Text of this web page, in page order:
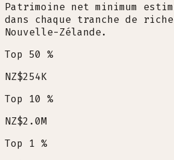
Patrimoine net minimum
dans chaque tranche de
Nouvelle-Zélande.
Top 50 %
NZ$254K
Top 10 %
NZ$2.0M
Top 1 %